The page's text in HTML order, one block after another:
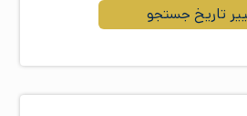
تاریخ جستجو